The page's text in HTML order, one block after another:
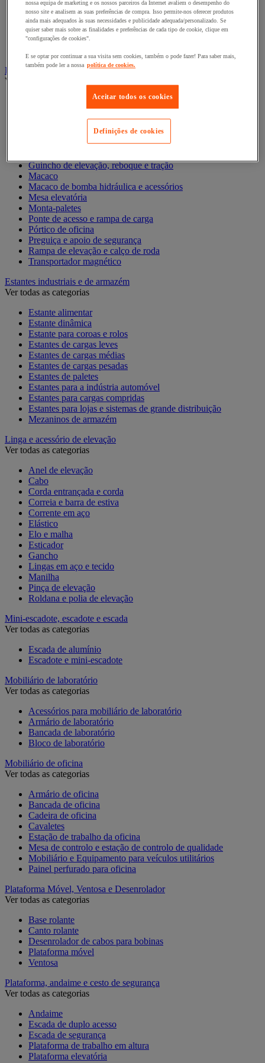
Acessórios para contentor móvel
Contentor móvel de segurança
Contentor móvel encaixável
Empilhador, Mesa Elevatória e Sistemas de Elevação
Ver todas as categorias
Elevador de elevação
Elevador de materiais
Guincho de elevação, reboque e tração
Macaco
Macaco de bomba hidráulica e acessórios
Mesa elevatória
Monta-paletes
Ponte de acesso e rampa de carga
Pórtico de oficina
Preguiça e apoio de segurança
Rampa de elevação e calço de roda
Transportador magnético
Estantes industriais e de armazém
Ver todas as categorias
Estante alimentar
Estante dinâmica
Estante para coroas e rolos
Estantes de cargas leves
Estantes de cargas médias
Estantes de cargas pesadas
Estantes de paletes
Estantes para a indústria automóvel
Estantes para cargas compridas
Estantes para lojas e sistemas de grande distribuição
Mezaninos de armazém
Linga e acessório de elevação
Ver todas as categorias
Anel de elevação
Cabo
Corda entrançada e corda
Correia e barra de estiva
Corrente em aço
Elástico
Elo e malha
Esticador
Gancho
Lingas em aço e tecido
Manilha
Pinça de elevação
Roldana e polia de elevação
Mini-escadote, escadote e escada
Ver todas as categorias
Escada de alumínio
Escadote e mini-escadote
Mobiliário de laboratório
Ver todas as categorias
Acessórios para mobiliário de laboratório
Armário de laboratório
Bancada de laboratório
Bloco de laboratório
Mobiliário de oficina
Ver todas as categorias
Armário de oficina
Bancada de oficina
Cadeira de oficina
Cavaletes
Estação de trabalho da oficina
Mesa de controlo e estação de controlo de qualidade
Mobiliário e Equipamento para veículos utilitários
Painel perfurado para oficina
Plataforma Móvel, Ventosa e Desenrolador
Ver todas as categorias
Base rolante
Canto rolante
Desenrolador de cabos para bobinas
Plataforma móvel
Ventosa
Plataforma, andaime e cesto de segurança
Ver todas as categorias
Andaime
Escada de duplo acesso
Escada de segurança
Plataforma de trabalho em altura
Plataforma elevatória
nossa equipa de marketing e os nossos parceiros da Internet avaliem o desempenho do
nosso site e analisem as suas preferências de compra. Isso permite-nos oferecer produtos
ainda mais adequados às suas necessidades e publicidade adequada/personalizado. Se
quiser saber mais sobre as finalidades e preferências de cada tipo de cookie, clique em
"configurações de cookies".
E se optar por continuar a sua visita sem cookies, também o pode fazer! Para saber mais,
também pode ler a nossa política de cookies.
Aceitar todos os cookies
Definições de cookies